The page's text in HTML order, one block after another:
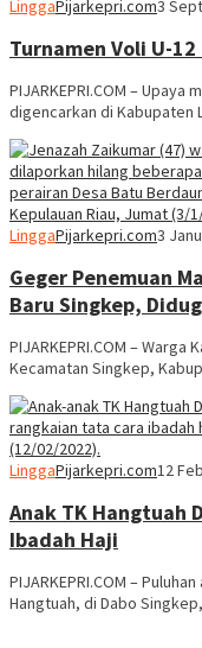
LinggaPijarkepri.com3
Turnamen Voli U-
PIJARKEPRI.COM –
digencarkan di Kabupaten
LinggaPijarkepri.com3
Geger Penemuan
Baru Singkep,
PIJARKEPRI.COM – Warga
Kecamatan Singkep,
LinggaPijarkepri.com12
Anak TK Hangtuah
Ibadah Haji
PIJARKEPRI.COM –
Hangtuah, di Dabo